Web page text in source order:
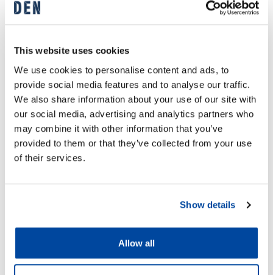
This website uses cookies
We use cookies to personalise content and ads, to
provide social media features and to analyse our traffic.
We also share information about your use of our site with
our social media, advertising and analytics partners who
may combine it with other information that you’ve
provided to them or that they’ve collected from your use
of their services.
Show details
Allow all
PTT:n kampanja löytyy osoitteestawww.jarkikotiin.fi